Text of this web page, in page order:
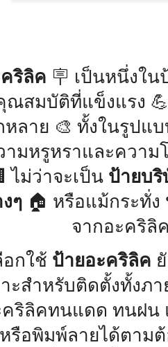
ริลิค 🪧 เป็นหนึ่งใ
ณสมบัติที่แข็งแรง
ลาย 🎨 ทั้งในรูปแ
ามหรูหราและควา
ไม่ว่าจะเป็น ป้ายบ
ๆ 🏠 หรือแม้กระทั่ง
จากอะคริลิ
อกใช้ ป้ายอะคริลิค
าะสำหรับติดตั้งทั้งภ
คริลิคทนแดด ทนฝน
หรือพิมพ์ลายได้ตา